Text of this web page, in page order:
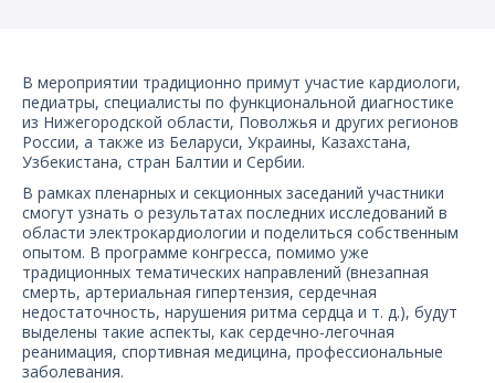
Обучение
Дилеры
О компании
Карьера
В мероприятии традиционно примут участие кардиологи,
педиатры, специалисты по функциональной диагностике
из Нижегородской области, Поволжья и других регионов
России, а также из Беларуси, Украины, Казахстана,
Узбекистана, стран Балтии и Сербии.
В рамках пленарных и секционных заседаний участники
смогут узнать о результатах последних исследований в
области электрокардиологии и поделиться собственным
опытом. В программе конгресса, помимо уже
традиционных тематических направлений (внезапная
смерть, артериальная гипертензия, сердечная
недостаточность, нарушения ритма сердца и т. д.), будут
выделены такие аспекты, как сердечно-легочная
реанимация, спортивная медицина, профессиональные
заболевания.